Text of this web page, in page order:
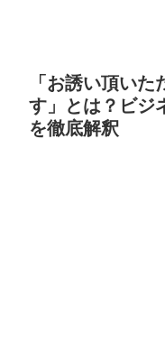
「お誘い頂い
す」とは？ビジ
を徹底解釈